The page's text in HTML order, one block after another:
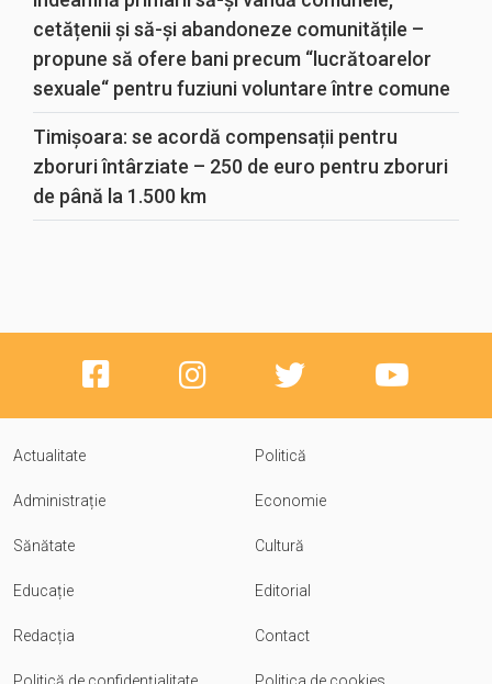
cetățenii și să-și abandoneze comunitățile –
propune să ofere bani precum “lucrătoarelor
sexuale“ pentru fuziuni voluntare între comune
Timișoara: se acordă compensații pentru
zboruri întârziate – 250 de euro pentru zboruri
de până la 1.500 km
Actualitate Politică
Administrație Economie
Sănătate Cultură
Educație Editorial
Redacția Contact